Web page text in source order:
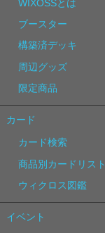
WIXOSSとは
ブースター
構築済デッキ
周辺グッズ
限定商品
カード
カード検索
商品別カードリスト
ウィクロス図鑑
イベント